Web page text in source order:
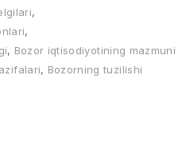
,
,
, Bozor iqtisodiyotining mazmuni
, Bozorning tuzilishi